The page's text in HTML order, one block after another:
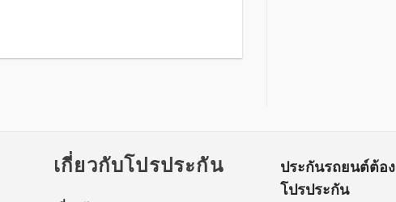
เกี่ยวกับโปรประกัน
ประกันรถยนต์ต้อง
โปรประกัน